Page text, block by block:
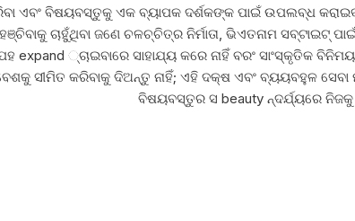
ଏବଂ ବିଷୟବସ୍ତୁକୁ ଏକ ବ୍ୟାପକ ଦର୍ଶକଙ୍କ ପାଇଁ ଉପଲବ୍ଧ
ଚାହୁଁଥିବା ଜଣେ ଚଳଚ୍ଚିତ୍ର ନିର୍ମାତା, ଭିଏତନାମ ସବ୍ଟାଇଟ୍
expand ୍ଚାଇବାରେ ସାହାଯ୍ୟ କରେ ନାହିଁ ବରଂ ସାଂସ୍କୃତିକ
ସୀମିତ କରିବାକୁ ଦିଅନ୍ତୁ ନାହିଁ; ଏହି ଦକ୍ଷ ଏବଂ ବ୍ୟୟବହୁଳ
ବିଷୟବସ୍ତୁର ସ beauty ନ୍ଦର୍ଯ୍ୟରେ ନିଜକୁ